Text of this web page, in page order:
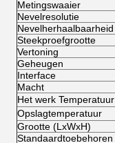
Metingswaaier
Nevelresolutie
Nevelherhaalbaarheid
Steekproefgrootte
Vertoning
Geheugen
Interface
Macht
Het werk Temperatuur
Opslagtemperatuur
Grootte (LxWxH)
Standaardtoebehoren